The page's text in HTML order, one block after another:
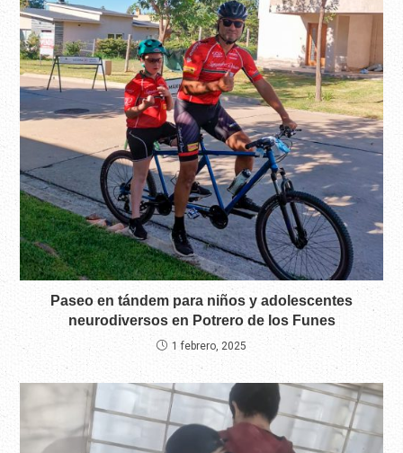
Paseo en tándem para niños y adolescentes
neurodiversos en Potrero de los Funes
1 febrero, 2025